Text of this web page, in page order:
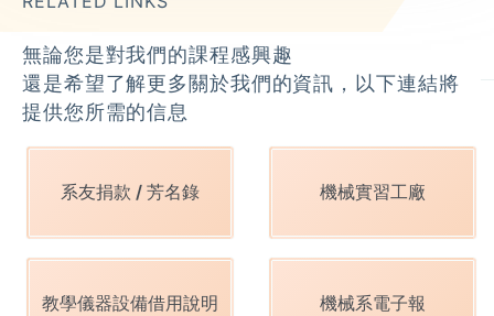
無論您是對我們的課程感興趣
還是希望了解更多關於我們的資訊，以下連結將
提供您所需的信息
系友捐款 / 芳名錄 機械實習工廠
教學儀器設備借用說明 機械系電子報